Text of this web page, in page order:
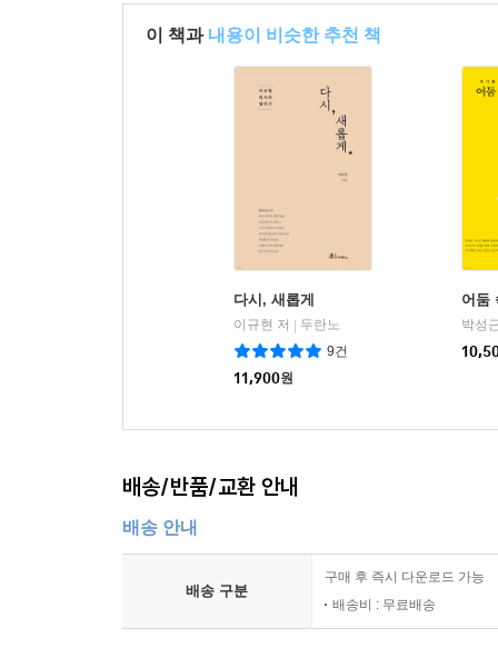
이 책과 내용이 비슷한 추천 책
다시, 새롭게
이규현 저 | 두란노
9건
11,900원
어둠
박성
배송/반품/교환 안내
배송 안내
배송 구분
구매 후 즉시 다운로드 가능
배송비 : 무료배송